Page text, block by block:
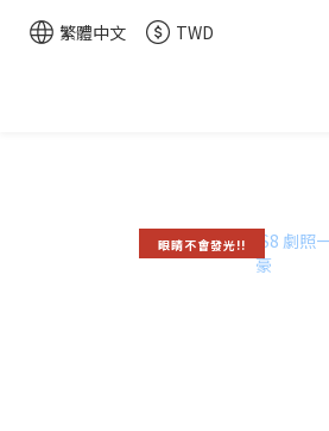
繁體中文 TWD
眼睛不會發光!!